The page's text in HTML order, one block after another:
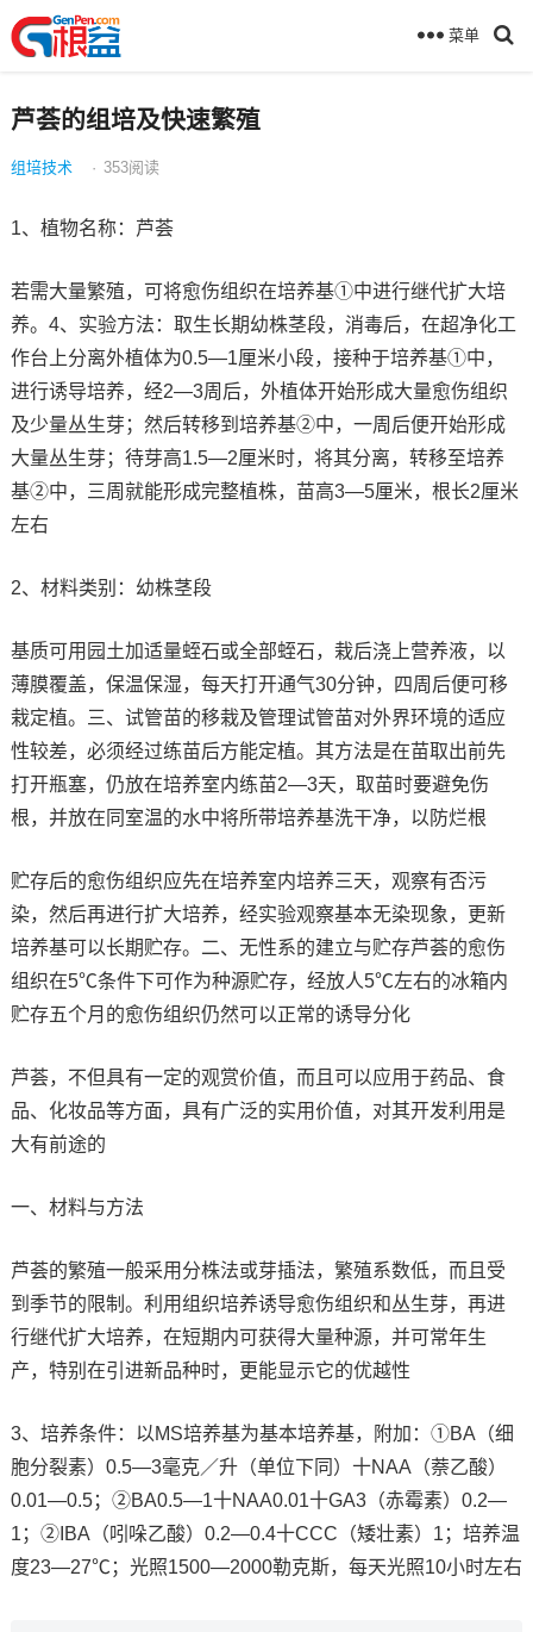
菜单
芦荟的组培及快速繁殖
组培技术 · 353阅读
1、植物名称：芦荟
若需大量繁殖，可将愈伤组织在培养基①中进行继代扩大培
养。4、实验方法：取生长期幼株茎段，消毒后，在超净化工
作台上分离外植体为0.5—1厘米小段，接种于培养基①中，
进行诱导培养，经2—3周后，外植体开始形成大量愈伤组织
及少量丛生芽；然后转移到培养基②中，一周后便开始形成
大量丛生芽；待芽高1.5—2厘米时，将其分离，转移至培养
基②中，三周就能形成完整植株，苗高3—5厘米，根长2厘米
左右
2、材料类别：幼株茎段
基质可用园土加适量蛭石或全部蛭石，栽后浇上营养液，以
薄膜覆盖，保温保湿，每天打开通气30分钟，四周后便可移
栽定植。三、试管苗的移栽及管理试管苗对外界环境的适应
性较差，必须经过练苗后方能定植。其方法是在苗取出前先
打开瓶塞，仍放在培养室内练苗2—3天，取苗时要避免伤
根，并放在同室温的水中将所带培养基洗干净，以防烂根
贮存后的愈伤组织应先在培养室内培养三天，观察有否污
染，然后再进行扩大培养，经实验观察基本无染现象，更新
培养基可以长期贮存。二、无性系的建立与贮存芦荟的愈伤
组织在5℃条件下可作为种源贮存，经放人5℃左右的冰箱内
贮存五个月的愈伤组织仍然可以正常的诱导分化
芦荟，不但具有一定的观赏价值，而且可以应用于药品、食
品、化妆品等方面，具有广泛的实用价值，对其开发利用是
大有前途的
一、材料与方法
芦荟的繁殖一般采用分株法或芽插法，繁殖系数低，而且受
到季节的限制。利用组织培养诱导愈伤组织和丛生芽，再进
行继代扩大培养，在短期内可获得大量种源，并可常年生
产，特别在引进新品种时，更能显示它的优越性
3、培养条件：以MS培养基为基本培养基，附加：①BA（细
胞分裂素）0.5—3毫克／升（单位下同）十NAA（萘乙酸）
0.01—0.5；②BA0.5—1十NAA0.01十GA3（赤霉素）0.2—
1；②IBA（吲哚乙酸）0.2—0.4十CCC（矮壮素）1；培养温
度23—27℃；光照1500—2000勒克斯，每天光照10小时左右